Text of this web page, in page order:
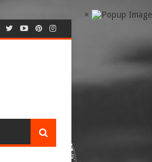
×